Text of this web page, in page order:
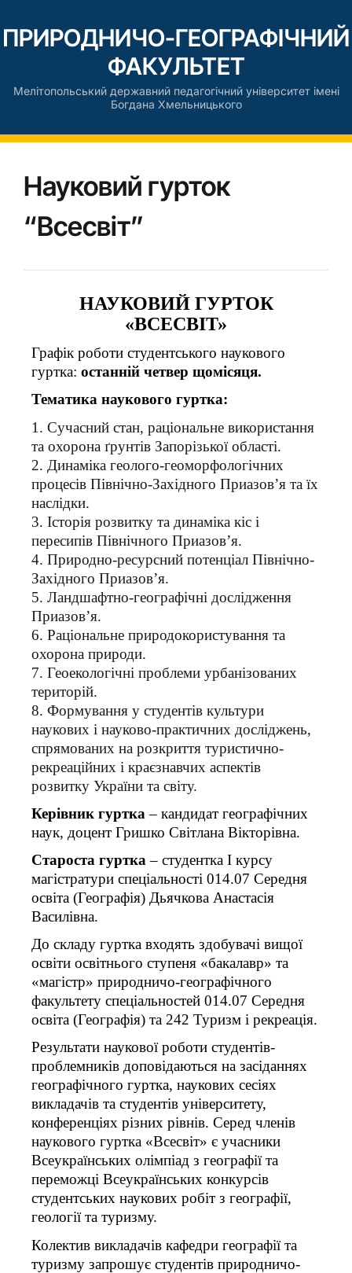
ПРИРОДНИЧО-ГЕОГРАФІЧНИЙ
ФАКУЛЬТЕТ
Мелітопольський державний педагогічний університет імені
Богдана Хмельницького
Науковий гурток
“Всесвіт”
НАУКОВИЙ ГУРТОК
«ВСЕСВІТ»
Графік роботи студентського наукового
гуртка: останній четвер щомісяця.
Тематика наукового гуртка:
1. Сучасний стан, раціональне використання
та охорона ґрунтів Запорізької області.
2. Динаміка геолого-геоморфологічних
процесів Північно-Західного Приазов’я та їх
наслідки.
3. Історія розвитку та динаміка кіс і
пересипів Північного Приазов’я.
4. Природно-ресурсний потенціал Північно-
Західного Приазов’я.
5. Ландшафтно-географічні дослідження
Приазов’я.
6. Раціональне природокористування та
охорона природи.
7. Геоекологічні проблеми урбанізованих
територій.
8. Формування у студентів культури
наукових і науково-практичних досліджень,
спрямованих на розкриття туристично-
рекреаційних і краєзнавчих аспектів
розвитку України та світу.
Керівник гуртка – кандидат географічних
наук, доцент Гришко Світлана Вікторівна.
Староста гуртка – студентка І курсу
магістратури спеціальності 014.07 Середня
освіта (Географія) Дьячкова Анастасія
Василівна.
До складу гуртка входять здобувачі вищої
освіти освітнього ступеня «бакалавр» та
«магістр» природничо-географічного
факультету спеціальностей 014.07 Середня
освіта (Географія) та 242 Туризм і рекреація.
Результати наукової роботи студентів-
проблемників доповідаються на засіданнях
географічного гуртка, наукових сесіях
викладачів та студентів університету,
конференціях різних рівнів. Серед членів
наукового гуртка «Всесвіт» є учасники
Всеукраїнських олімпіад з географії та
переможці Всеукраїнських конкурсів
студентських наукових робіт з географії,
геології та туризму.
Колектив викладачів кафедри географії та
туризму запрошує студентів природничо-